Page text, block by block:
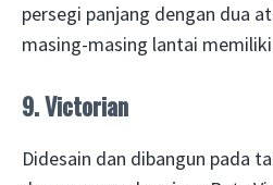
persegi panjang dengan dua
masing-masing lantai
9. Victorian
Didesain dan dibangun pada